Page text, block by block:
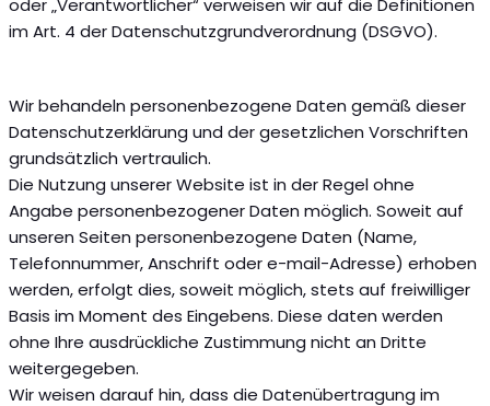
oder „Verantwortlicher“ verweisen wir auf die Definitionen
im Art. 4 der Datenschutzgrundverordnung (DSGVO).
Wir behandeln personenbezogene Daten gemäß dieser
Datenschutzerklärung und der gesetzlichen Vorschriften
grundsätzlich vertraulich.
Die Nutzung unserer Website ist in der Regel ohne
Angabe personenbezogener Daten möglich. Soweit auf
unseren Seiten personenbezogene Daten (Name,
Telefonnummer, Anschrift oder e-mail-Adresse) erhoben
werden, erfolgt dies, soweit möglich, stets auf freiwilliger
Basis im Moment des Eingebens. Diese daten werden
ohne Ihre ausdrückliche Zustimmung nicht an Dritte
weitergegeben.
Wir weisen darauf hin, dass die Datenübertragung im